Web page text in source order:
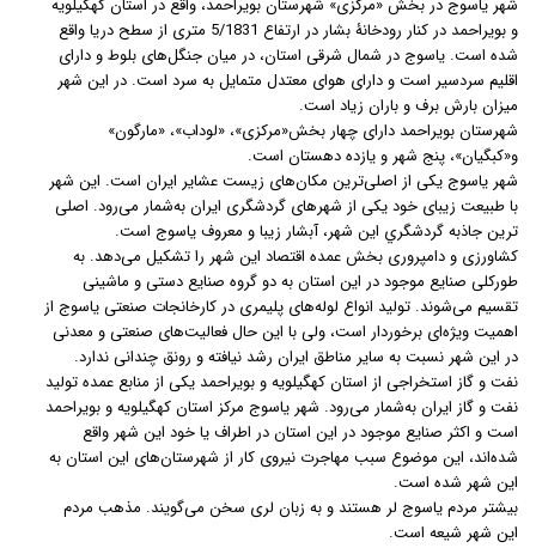
شهر ياسوج در بخش «مرکزی» شهرستان بویراحمد، واقع در استان کهگیلویه
و بویراحمد در کنار رودخانۀ بشار در ارتفاع 5/1831 متری از سطح دریا واقع
شده است. ياسوج در شمال شرقی استان، در ميان جنگل‌های بلوط و دارای
اقليم سردسير است و دارای هوای معتدل متمايل به سرد است. در اين شهر
ميزان بارش برف و باران زياد است.
شهرستان بویراحمد دارای چهار بخش«مرکزی»، «لوداب»، «مارگون»
و«کبگیان»، پنج شهر و یازده دهستان است.
شهر یاسوج یکی از اصلی‌ترین مکان‌های زیست عشایر ایران است. این شهر
با طبیعت زیبای خود یکی از شهرهای گردشگری ایران به‌شمار می‌رود. اصلی
ترين جاذبه گردشگري این شهر، آبشار زيبا و معروف ياسوج است.
کشاورزی و دامپروری بخش عمده اقتصاد این شهر را تشکیل می‌دهد. به
طورکلی صنایع موجود در این استان به دو گروه صنایع دستی و ماشینی
تقسیم می‌شوند. تولید انواع لوله‌های پلیمری در کارخانجات صنعتی یاسوج از
اهمیت ویژه‌ای برخوردار است، ولی با این حال فعالیت‌های صنعتی و معدنی
در این شهر نسبت به سایر مناطق ایران رشد نیافته و رونق چندانی ندارد.
نفت و گاز استخراجی از استان کهگیلویه و بویراحمد یکی از منابع عمده تولید
نفت و گاز ایران به‌شمار می‌رود. شهر ياسوج مرکز استان کهگيلويه و بويراحمد
است و اکثر صنايع موجود در این استان در اطراف يا خود اين شهر واقع
شده‌اند، این موضوع سبب مهاجرت نیروی کار از شهرستان‌های این استان به
این شهر شده است.
بیشتر مردم یاسوج لر هستند و به زبان لری سخن می‌گویند. مذهب مردم
این شهر شیعه است.